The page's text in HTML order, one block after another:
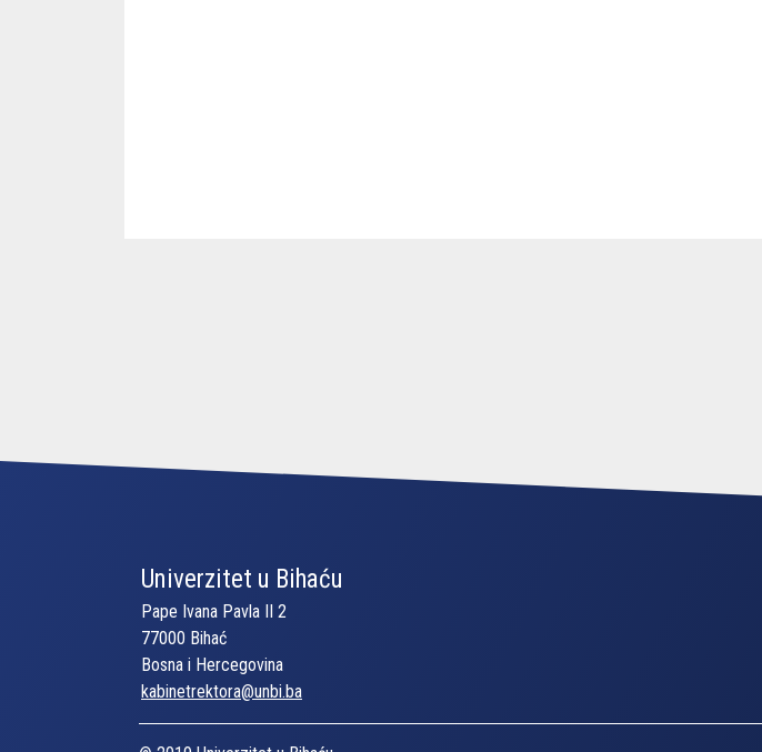
Univerzitet u Bihaću
Pape Ivana Pavla II 2
77000 Bihać
Bosna i Hercegovina
kabinetrektora@unbi.ba